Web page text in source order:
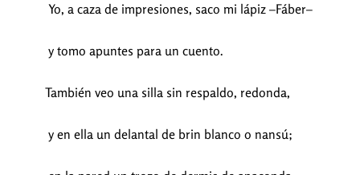
Yo, a caza de impresiones, saco mi lápiz –Fáber–
y tomo apuntes para un cuento.
También veo una silla sin respaldo, redonda,
y en ella un delantal de brin blanco o nansú;